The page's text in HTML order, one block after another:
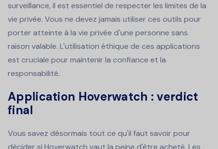
surveillance, il est essentiel de respecter les limites de la
vie privée. Vous ne devez jamais utiliser ces outils pour
porter atteinte à la vie privée d'une personne sans
raison valable. L'utilisation éthique de ces applications
est cruciale pour maintenir la confiance et la
responsabilité.
Application Hoverwatch : verdict
final
Vous savez désormais tout ce qu'il faut savoir pour
décider si Hoverwatch vaut la peine d'être acheté. Les